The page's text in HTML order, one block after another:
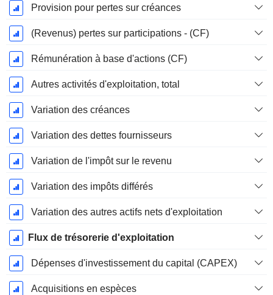
Provision pour pertes sur créances
(Revenus) pertes sur participations - (CF)
Rémunération à base d'actions (CF)
Autres activités d'exploitation, total
Variation des créances
Variation des dettes fournisseurs
Variation de l'impôt sur le revenu
Variation des impôts différés
Variation des autres actifs nets d'exploitation
Flux de trésorerie d'exploitation
Dépenses d'investissement du capital (CAPEX)
Acquisitions en espèces